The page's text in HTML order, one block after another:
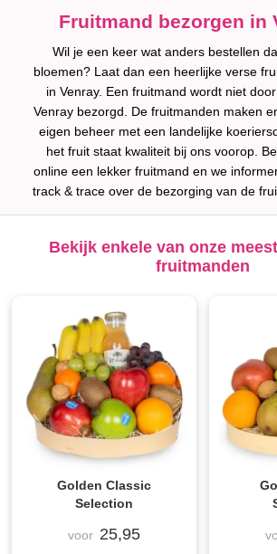
Fruitmand bezorgen in
Wil je een keer wat anders bestellen
bloemen? Laat dan een heerlijke verse
in Venray. Een fruitmand wordt niet
Venray bezorgd. De fruitmanden maken
eigen beheer met een landelijke
het fruit staat kwaliteit bij ons voorop.
online een lekker fruitmand en we
track & trace over de bezorging van de
Bekijk enkele van onze
fruitmanden
Golden Classic
Selection
voor 25,95